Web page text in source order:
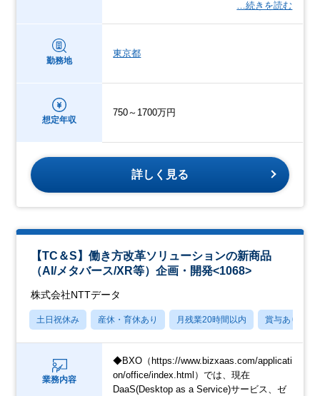
…続きを読む
勤務地
東京都
想定年収
750～1700万円
詳しく見る
【TC＆S】働き方改革ソリューションの新商品
（AI/メタバース/XR等）企画・開発<1068>
株式会社NTTデータ
土日祝休み 産休・育休あり 月残業20時間以内 賞与あり
業務内容
◆BXO（https://www.bizxaas.com/applicati
on/office/index.html）では、現在
DaaS(Desktop as a Service)サービス、ゼ